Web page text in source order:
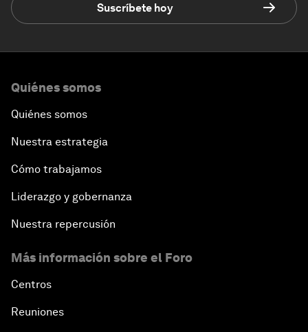
Suscríbete hoy
Quiénes somos
Quiénes somos
Nuestra estrategia
Cómo trabajamos
Liderazgo y gobernanza
Nuestra repercusión
Más información sobre el Foro
Centros
Reuniones